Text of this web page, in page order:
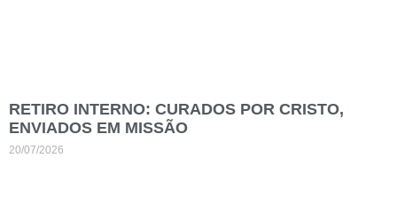
RETIRO INTERNO: CURADOS POR CRISTO,
ENVIADOS EM MISSÃO
20/07/2026